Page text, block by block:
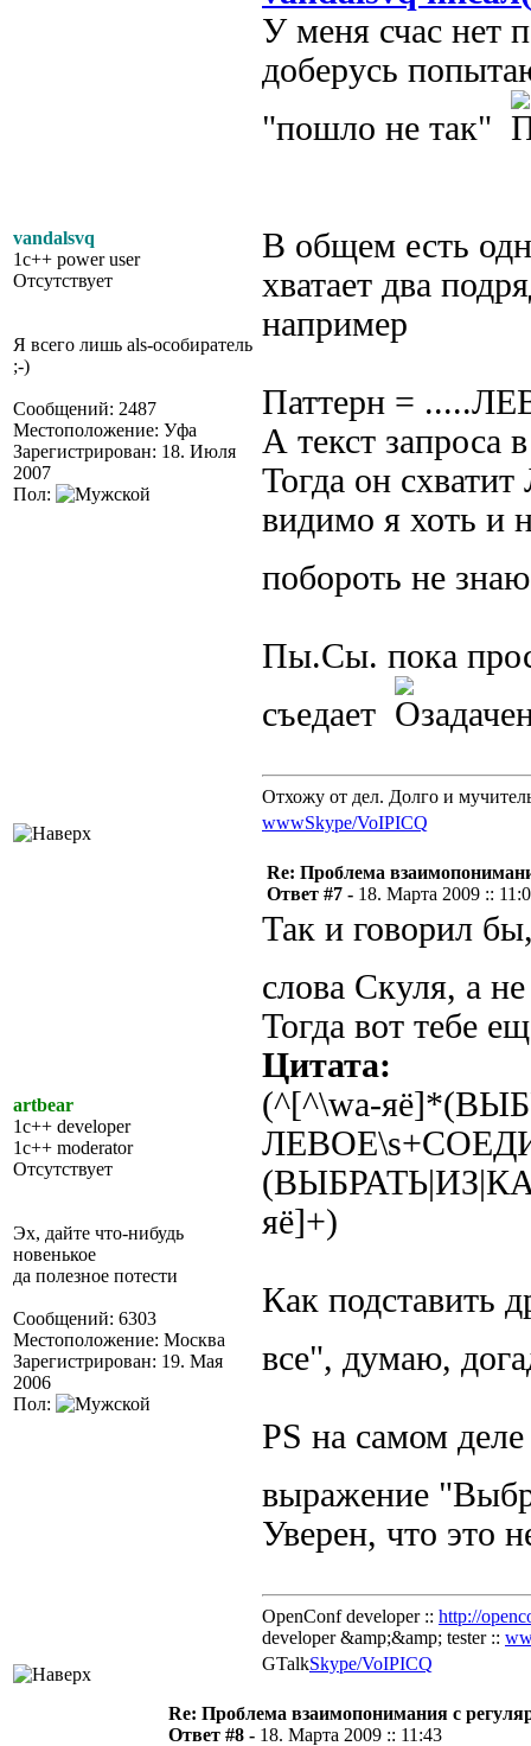
vandalsvq
1c++ power user
Отсутствует
Я всего лишь als-особиратель
;-)
Сообщений: 2487
Местоположение: Уфа
Зарегистрирован: 18. Июля
2007
Пол:
У меня счас нет
доберусь
"пошло не так"
В общем есть
хватает два
например
Паттерн =
А текст
Тогда он
видимо я хоть и
побороть не
Пы.Сы. пока
съедает
Отхожу от дел. Долго и
wwwSkype/VoIPICQ
artbear
1c++ developer
1c++ moderator
Отсутствует
Эх, дайте что-нибудь
новенькое
да полезное потести
Сообщений: 6303
Местоположение: Москва
Зарегистрирован: 19. Мая
2006
Пол:
Re: Проблема
Ответ #7 - 18. Марта 2009 ::
Так и говорил
слова Скуля, а
Тогда вот тебе
Цитата:
(^[^\wа-
яё]+)
Как подставить
все", думаю,
PS на самом деле
выражение
Уверен, что это
OpenConf developer :: http://
developer &amp;&amp; tester ::
GTalkSkype/VoIPICQ
Re: Проблема взаимопонимания с
Ответ #8 - 18. Марта 2009 :: 11:43